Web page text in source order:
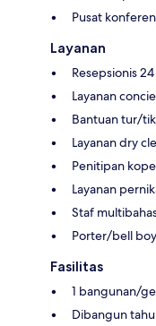
Pusat
Layanan
Resepsionis
Layanan
Bantuan tur/
Layanan dry
Penitipan
Layanan
Staf
Porter/bell boy
Fasilitas
1 bangunan/
Dibangun